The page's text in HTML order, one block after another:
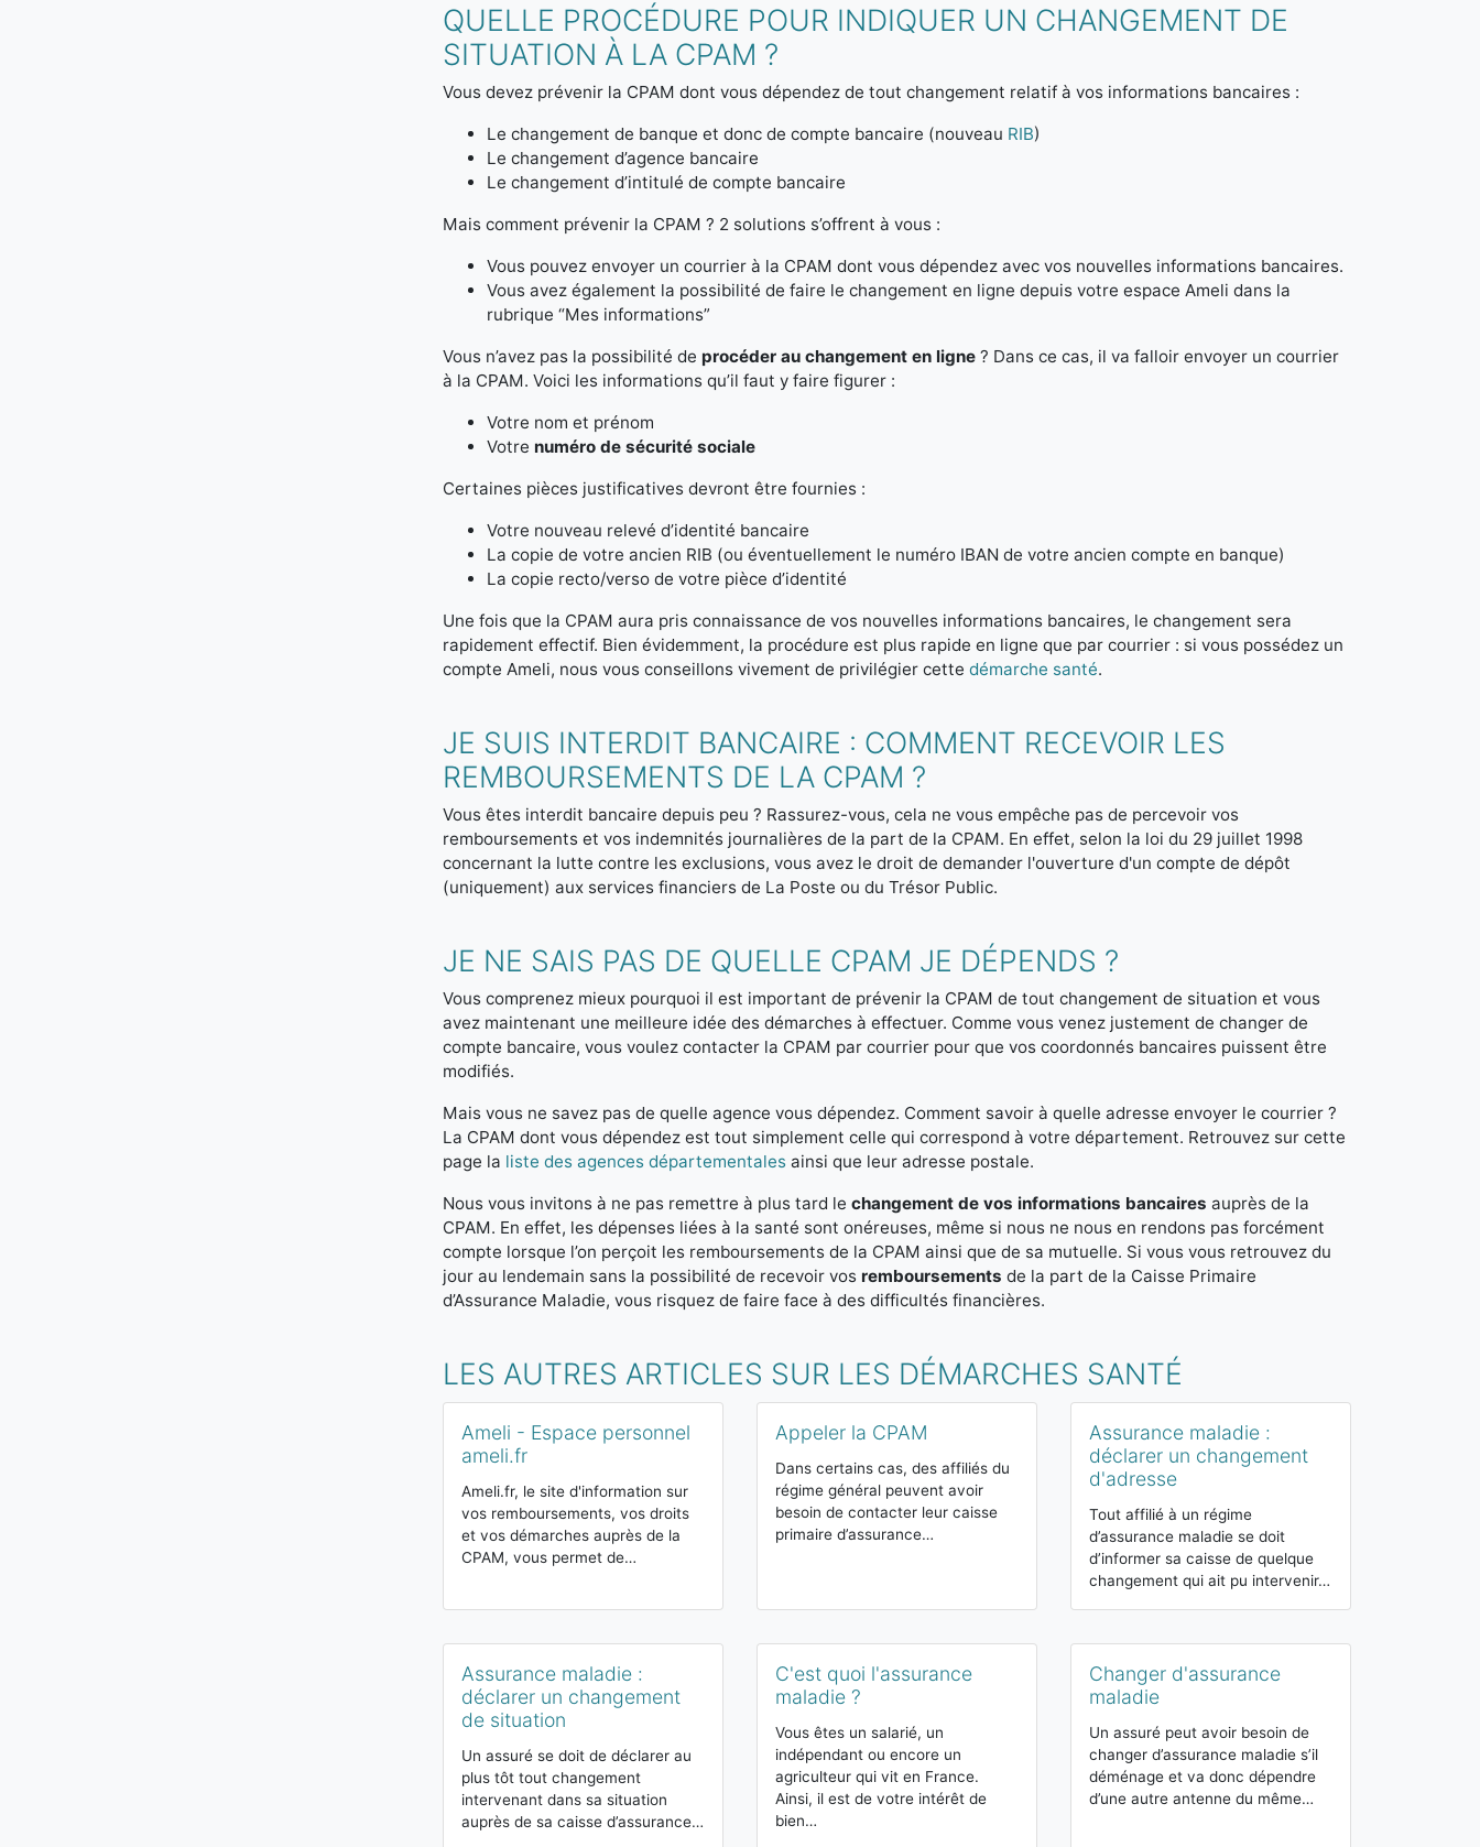
QUELLE PROCÉDURE POUR INDIQUER UN CHANGEMENT DE
SITUATION À LA CPAM ?
Vous devez prévenir la CPAM dont vous dépendez de tout changement relatif à vos informations bancaires :
Le changement de banque et donc de compte bancaire (nouveau RIB)
Le changement d’agence bancaire
Le changement d’intitulé de compte bancaire
Mais comment prévenir la CPAM ? 2 solutions s’offrent à vous :
Vous pouvez envoyer un courrier à la CPAM dont vous dépendez avec vos nouvelles informations bancaires.
Vous avez également la possibilité de faire le changement en ligne depuis votre espace Ameli dans la
rubrique “Mes informations”
Vous n’avez pas la possibilité de procéder au changement en ligne ? Dans ce cas, il va falloir envoyer un courrier
à la CPAM. Voici les informations qu’il faut y faire figurer :
Votre nom et prénom
Votre numéro de sécurité sociale
Certaines pièces justificatives devront être fournies :
Votre nouveau relevé d’identité bancaire
La copie de votre ancien RIB (ou éventuellement le numéro IBAN de votre ancien compte en banque)
La copie recto/verso de votre pièce d’identité
Une fois que la CPAM aura pris connaissance de vos nouvelles informations bancaires, le changement sera
rapidement effectif. Bien évidemment, la procédure est plus rapide en ligne que par courrier : si vous possédez un
compte Ameli, nous vous conseillons vivement de privilégier cette démarche santé.
JE SUIS INTERDIT BANCAIRE : COMMENT RECEVOIR LES
REMBOURSEMENTS DE LA CPAM ?
Vous êtes interdit bancaire depuis peu ? Rassurez-vous, cela ne vous empêche pas de percevoir vos
remboursements et vos indemnités journalières de la part de la CPAM. En effet, selon la loi du 29 juillet 1998
concernant la lutte contre les exclusions, vous avez le droit de demander l'ouverture d'un compte de dépôt
(uniquement) aux services financiers de La Poste ou du Trésor Public.
JE NE SAIS PAS DE QUELLE CPAM JE DÉPENDS ?
Vous comprenez mieux pourquoi il est important de prévenir la CPAM de tout changement de situation et vous
avez maintenant une meilleure idée des démarches à effectuer. Comme vous venez justement de changer de
compte bancaire, vous voulez contacter la CPAM par courrier pour que vos coordonnés bancaires puissent être
modifiés.
Mais vous ne savez pas de quelle agence vous dépendez. Comment savoir à quelle adresse envoyer le courrier ?
La CPAM dont vous dépendez est tout simplement celle qui correspond à votre département. Retrouvez sur cette
page la liste des agences départementales ainsi que leur adresse postale.
Nous vous invitons à ne pas remettre à plus tard le changement de vos informations bancaires auprès de la
CPAM. En effet, les dépenses liées à la santé sont onéreuses, même si nous ne nous en rendons pas forcément
compte lorsque l’on perçoit les remboursements de la CPAM ainsi que de sa mutuelle. Si vous vous retrouvez du
jour au lendemain sans la possibilité de recevoir vos remboursements de la part de la Caisse Primaire
d’Assurance Maladie, vous risquez de faire face à des difficultés financières.
LES AUTRES ARTICLES SUR LES DÉMARCHES SANTÉ
Ameli - Espace personnel
ameli.fr
Ameli.fr, le site d'information sur
vos remboursements, vos droits
et vos démarches auprès de la
CPAM, vous permet de…
Appeler la CPAM
Dans certains cas, des affiliés du
régime général peuvent avoir
besoin de contacter leur caisse
primaire d’assurance…
Assurance maladie :
déclarer un changement
d'adresse
Tout affilié à un régime
d’assurance maladie se doit
d’informer sa caisse de quelque
changement qui ait pu intervenir…
Assurance maladie :
déclarer un changement
de situation
Un assuré se doit de déclarer au
plus tôt tout changement
intervenant dans sa situation
auprès de sa caisse d’assurance…
C'est quoi l'assurance
maladie ?
Vous êtes un salarié, un
indépendant ou encore un
agriculteur qui vit en France.
Ainsi, il est de votre intérêt de
bien…
Changer d'assurance
maladie
Un assuré peut avoir besoin de
changer d’assurance maladie s’il
déménage et va donc dépendre
d’une autre antenne du même…